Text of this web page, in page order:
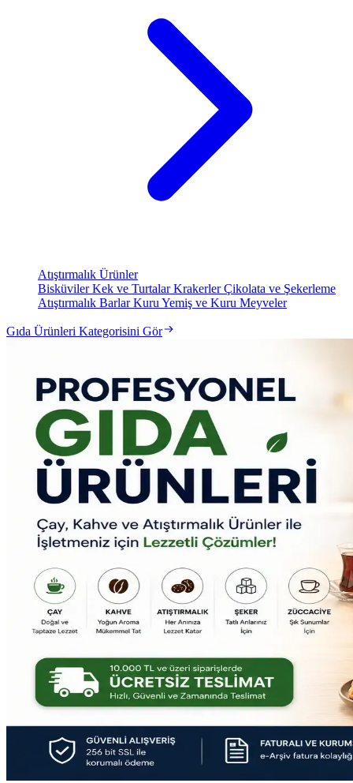
Atıştırmalık Ürünler
BisküvilerKek ve TurtalarKrakerlerÇikolata ve Şekerleme
Atıştırmalık BarlarKuru Yemiş ve Kuru Meyveler
Gıda Ürünleri Kategorisini Gör